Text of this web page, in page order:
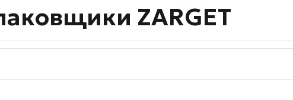
ZARGET